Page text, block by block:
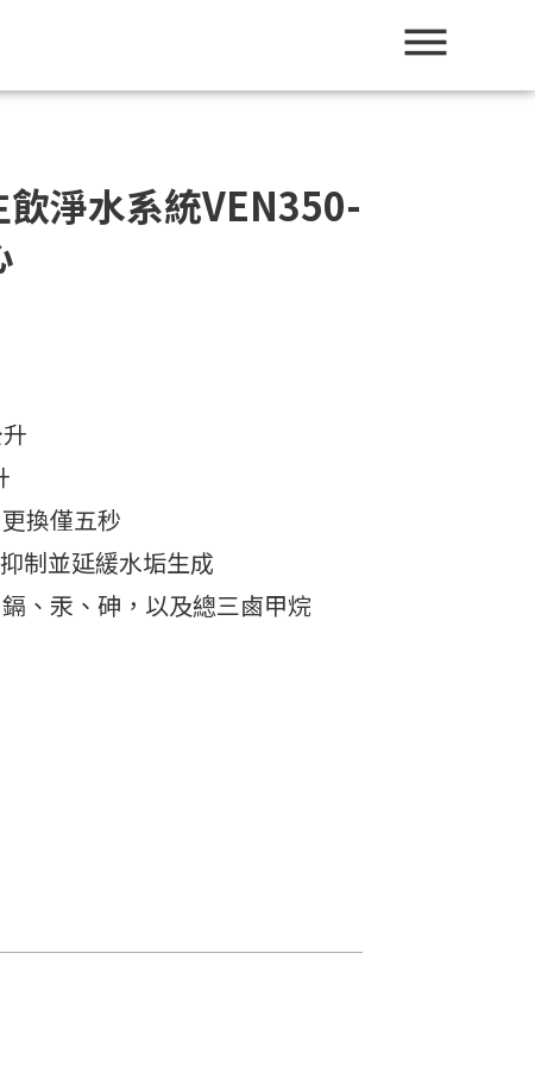
飲淨水系統VEN350-
換僅五秒
制並延緩水垢生成
、汞、砷，以及總三鹵甲烷